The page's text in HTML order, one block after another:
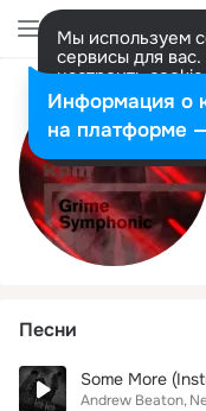
Мы используем
сервисы для
настроить
представитель.
Разрешить все
Песни
Some More
Andrew Beaton
Информация о
на платформе